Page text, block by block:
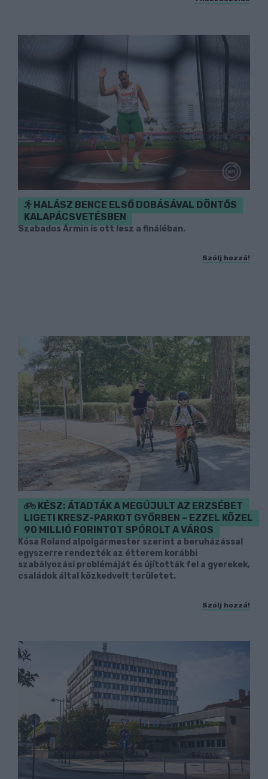
HALÁSZ BENCE ELSŐ DOBÁSÁVAL DÖNTŐS
KALAPÁCSVETÉSBEN
Szabados Ármin is ott lesz a fináléban.
Szólj hozzá!
KÉSZ: ÁTADTÁK A MEGÚJULT AZ ERZSÉBET
LIGETI KRESZ-PARKOT GYŐRBEN – EZZEL KÖZEL
90 MILLIÓ FORINTOT SPÓROLT A VÁROS
Kósa Roland alpolgármester szerint a beruházással
egyszerre rendezték az étterem korábbi
szabályozási problémáját és újították fel a gyerekek,
családok által közkedvelt területet.
Szólj hozzá!